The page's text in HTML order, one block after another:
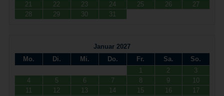
21
22 23 24 25 26
27
28
29 30 31
Januar 2027
Mo.
Di. Mi. Do. Fr. Sa.
So.
1
2
3
4
5 6 7 8 9
10
11
12 13 14 15 16
17